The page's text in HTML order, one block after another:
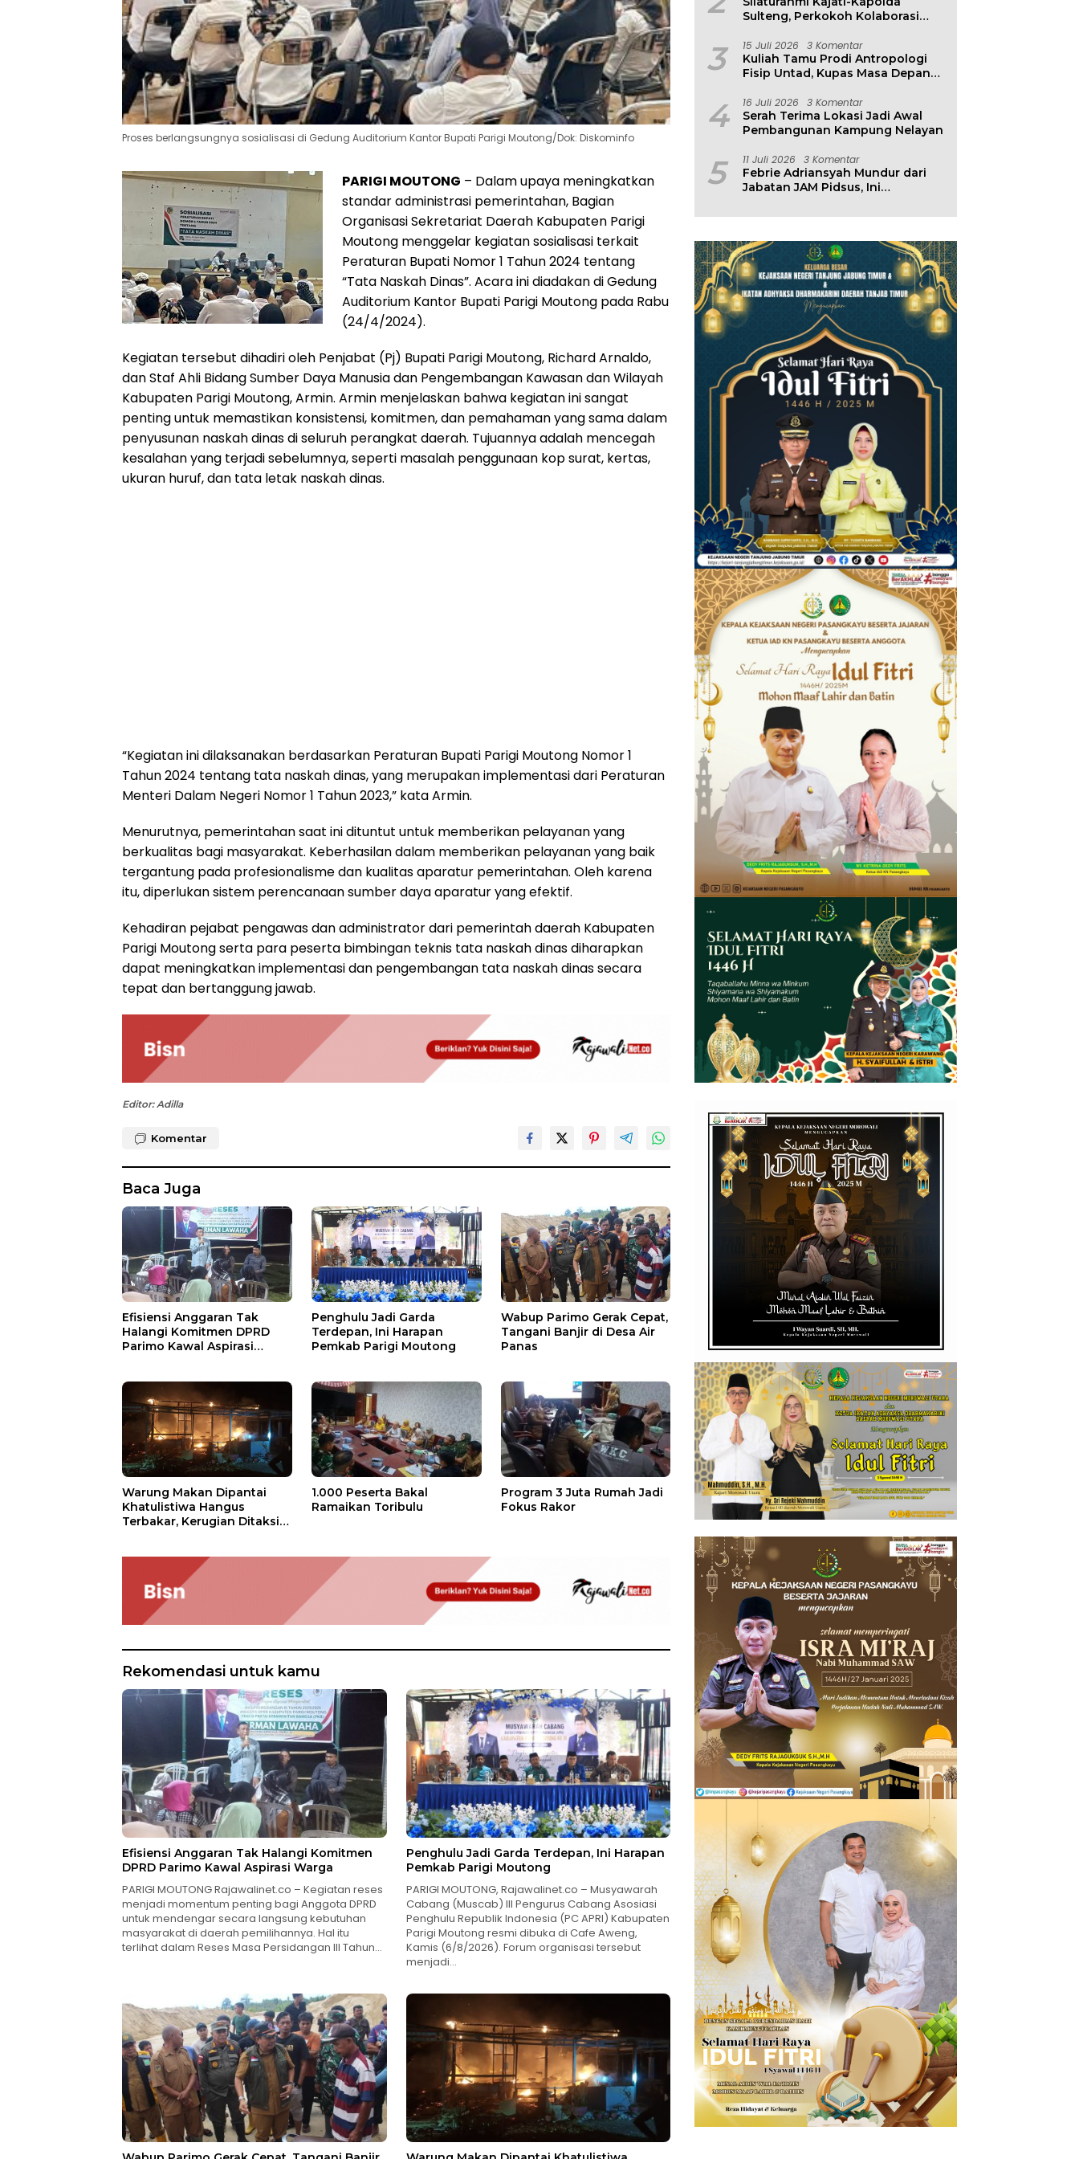
Proses berlangsungnya sosialisasi di Gedung Auditorium Kantor Bupati Parigi Moutong/Dok: Diskominfo
PARIGI MOUTONG – Dalam upaya meningkatkan
standar administrasi pemerintahan, Bagian
Organisasi Sekretariat Daerah Kabupaten Parigi
Moutong menggelar kegiatan sosialisasi terkait
Peraturan Bupati Nomor 1 Tahun 2024 tentang
“Tata Naskah Dinas”. Acara ini diadakan di Gedung
Auditorium Kantor Bupati Parigi Moutong pada Rabu
(24/4/2024).
Kegiatan tersebut dihadiri oleh Penjabat (Pj) Bupati Parigi Moutong, Richard Arnaldo,
dan Staf Ahli Bidang Sumber Daya Manusia dan Pengembangan Kawasan dan Wilayah
Kabupaten Parigi Moutong, Armin. Armin menjelaskan bahwa kegiatan ini sangat
penting untuk memastikan konsistensi, komitmen, dan pemahaman yang sama dalam
penyusunan naskah dinas di seluruh perangkat daerah. Tujuannya adalah mencegah
kesalahan yang terjadi sebelumnya, seperti masalah penggunaan kop surat, kertas,
ukuran huruf, dan tata letak naskah dinas.
“Kegiatan ini dilaksanakan berdasarkan Peraturan Bupati Parigi Moutong Nomor 1
Tahun 2024 tentang tata naskah dinas, yang merupakan implementasi dari Peraturan
Menteri Dalam Negeri Nomor 1 Tahun 2023,” kata Armin.
Menurutnya, pemerintahan saat ini dituntut untuk memberikan pelayanan yang
berkualitas bagi masyarakat. Keberhasilan dalam memberikan pelayanan yang baik
tergantung pada profesionalisme dan kualitas aparatur pemerintahan. Oleh karena
itu, diperlukan sistem perencanaan sumber daya aparatur yang efektif.
Kehadiran pejabat pengawas dan administrator dari pemerintah daerah Kabupaten
Parigi Moutong serta para peserta bimbingan teknis tata naskah dinas diharapkan
dapat meningkatkan implementasi dan pengembangan tata naskah dinas secara
tepat dan bertanggung jawab.
Editor: Adilla
Komentar
Baca Juga
Efisiensi Anggaran Tak
Halangi Komitmen DPRD
Parimo Kawal Aspirasi
Penghulu Jadi Garda
Terdepan, Ini Harapan
Pemkab Parigi Moutong
Wabup Parimo Gerak Cepat,
Tangani Banjir di Desa Air
Panas
Warung Makan Dipantai
Khatulistiwa Hangus
Terbakar, Kerugian Ditaksir
1.000 Peserta Bakal
Ramaikan Toribulu
Program 3 Juta Rumah Jadi
Fokus Rakor
Rekomendasi untuk kamu
Efisiensi Anggaran Tak Halangi Komitmen
DPRD Parimo Kawal Aspirasi Warga
PARIGI MOUTONG Rajawalinet.co – Kegiatan reses
menjadi momentum penting bagi Anggota DPRD
untuk mendengar secara langsung kebutuhan
masyarakat di daerah pemilihannya. Hal itu
terlihat dalam Reses Masa Persidangan III Tahun…
Penghulu Jadi Garda Terdepan, Ini Harapan
Pemkab Parigi Moutong
PARIGI MOUTONG, Rajawalinet.co – Musyawarah
Cabang (Muscab) III Pengurus Cabang Asosiasi
Penghulu Republik Indonesia (PC APRI) Kabupaten
Parigi Moutong resmi dibuka di Cafe Aweng,
Kamis (6/8/2026). Forum organisasi tersebut
menjadi…
Sulteng, Perkokoh Kolaborasi
3 15 Juli 2026 3 Komentar
Kuliah Tamu Prodi Antropologi
Fisip Untad, Kupas Masa Depan
Lingkungan
4 16 Juli 2026 3 Komentar
Serah Terima Lokasi Jadi Awal
Pembangunan Kampung Nelayan
5 11 Juli 2026 3 Komentar
Febrie Adriansyah Mundur dari
Jabatan JAM Pidsus, Ini